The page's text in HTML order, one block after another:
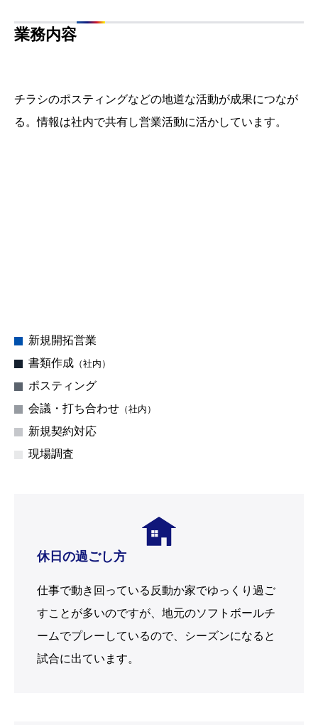
業務内容
チラシのポスティングなどの地道な活動が成果につなが
る。情報は社内で共有し営業活動に活かしています。
新規開拓営業
書類作成 （社内）
ポスティング
会議・打ち合わせ （社内）
新規契約対応
現場調査
休日の過ごし方
仕事で動き回っている反動か家でゆっくり過ご
すことが多いのですが、地元のソフトボールチ
ームでプレーしているので、シーズンになると
試合に出ています。